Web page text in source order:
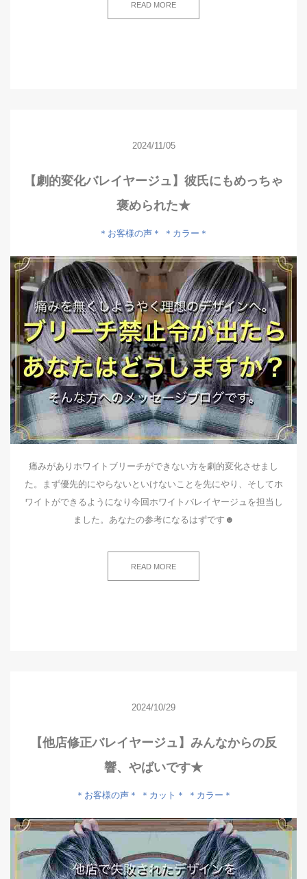
READ MORE
2024/11/05
【劇的変化バレイヤージュ】彼氏にもめっちゃ
褒められた★
＊お客様の声＊ ＊カラー＊
痛みがありホワイトブリーチができない方を劇的変化させまし
た。まず優先的にやらないといけないことを先にやり、そしてホ
ワイトができるようになり今回ホワイトバレイヤージュを担当し
ました。あなたの参考になるはずです☻
READ MORE
2024/10/29
【他店修正バレイヤージュ】みんなからの反
響、やばいです★
＊お客様の声＊ ＊カット＊ ＊カラー＊